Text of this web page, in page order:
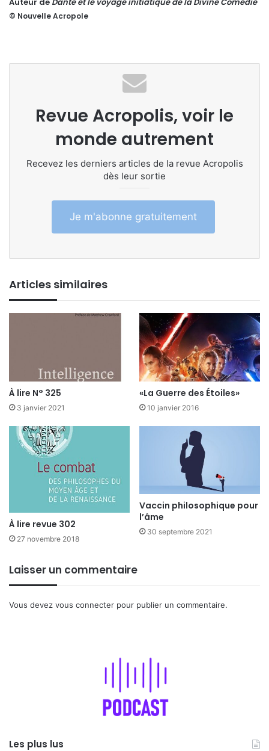
© Nouvelle Acropole
Revue Acropolis, voir le
monde autrement
Recevez les derniers articles de la revue Acropolis
dès leur sortie
Je m'abonne gratuitement
Articles similaires
À lire N° 325
3 janvier 2021
«La Guerre des Étoiles»
10 janvier 2016
À lire revue 302
27 novembre 2018
Vaccin philosophique pour
l’âme
30 septembre 2021
Laisser un commentaire
Vous devez vous connecter pour publier un commentaire.
Les plus lus